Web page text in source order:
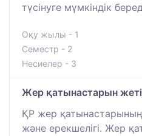
түсінуге мүмкіндік
Оқу жылы - 1
Семестр - 2
Несиелер - 3
Жер қатынастарын
ҚР жер
және ерекшелігі. Жер